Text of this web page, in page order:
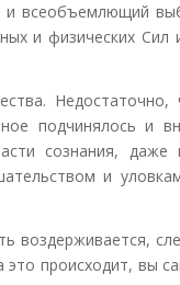
и всеобъемлющий
и физических
Недостаточно,
подчинялось и
сознания,
и
воздерживается,
происходит, вы